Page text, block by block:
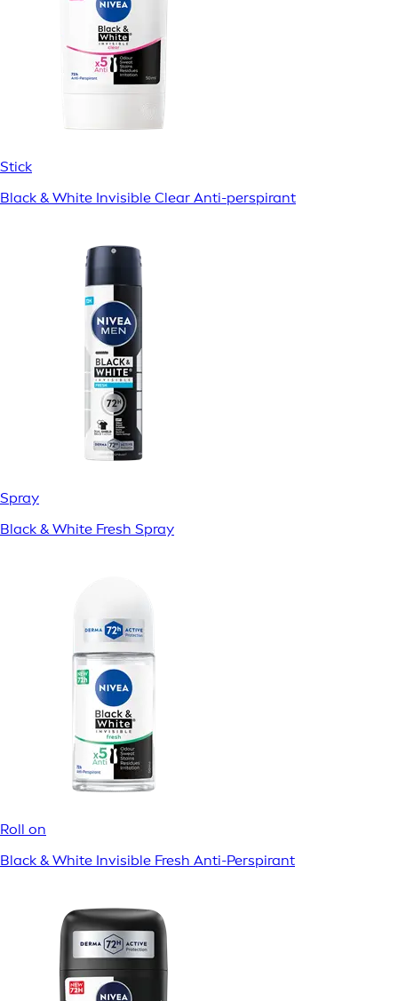
Stick
Black & White Invisible Clear Anti-perspirant
Spray
Black & White Fresh Spray
Roll on
Black & White Invisible Fresh Anti-Perspirant